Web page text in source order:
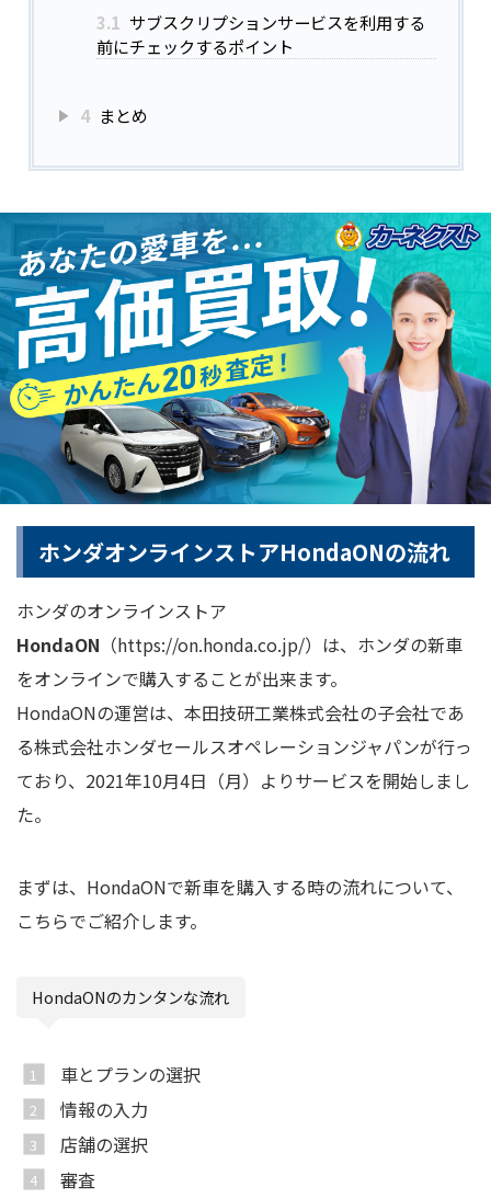
3.1 サブスクリプションサービスを利用する
前にチェックするポイント
4 まとめ
ホンダオンラインストアHondaONの流れ
ホンダのオンラインストア
HondaON （https://on.honda.co.jp/）は、ホンダの新車
をオンラインで購入することが出来ます。
HondaONの運営は、本田技研工業株式会社の子会社であ
る株式会社ホンダセールスオペレーションジャパンが行っ
ており、2021年10月4日（月）よりサービスを開始しまし
た。
まずは、HondaONで新車を購入する時の流れについて、
こちらでご紹介します。
HondaONのカンタンな流れ
車とプランの選択
情報の入力
店舗の選択
審査